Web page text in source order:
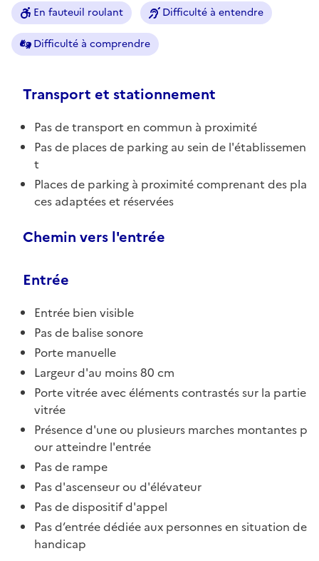
En fauteuil roulant Difficulté à entendre
Difficulté à comprendre
Transport et stationnement
Pas de transport en commun à proximité
Pas de places de parking au sein de l'établissemen
t
Places de parking à proximité comprenant des pla
ces adaptées et réservées
Chemin vers l'entrée
Entrée
Entrée bien visible
Pas de balise sonore
Porte manuelle
Largeur d'au moins 80 cm
Porte vitrée avec éléments contrastés sur la partie
vitrée
Présence d'une ou plusieurs marches montantes p
our atteindre l'entrée
Pas de rampe
Pas d'ascenseur ou d'élévateur
Pas de dispositif d'appel
Pas d’entrée dédiée aux personnes en situation de
handicap